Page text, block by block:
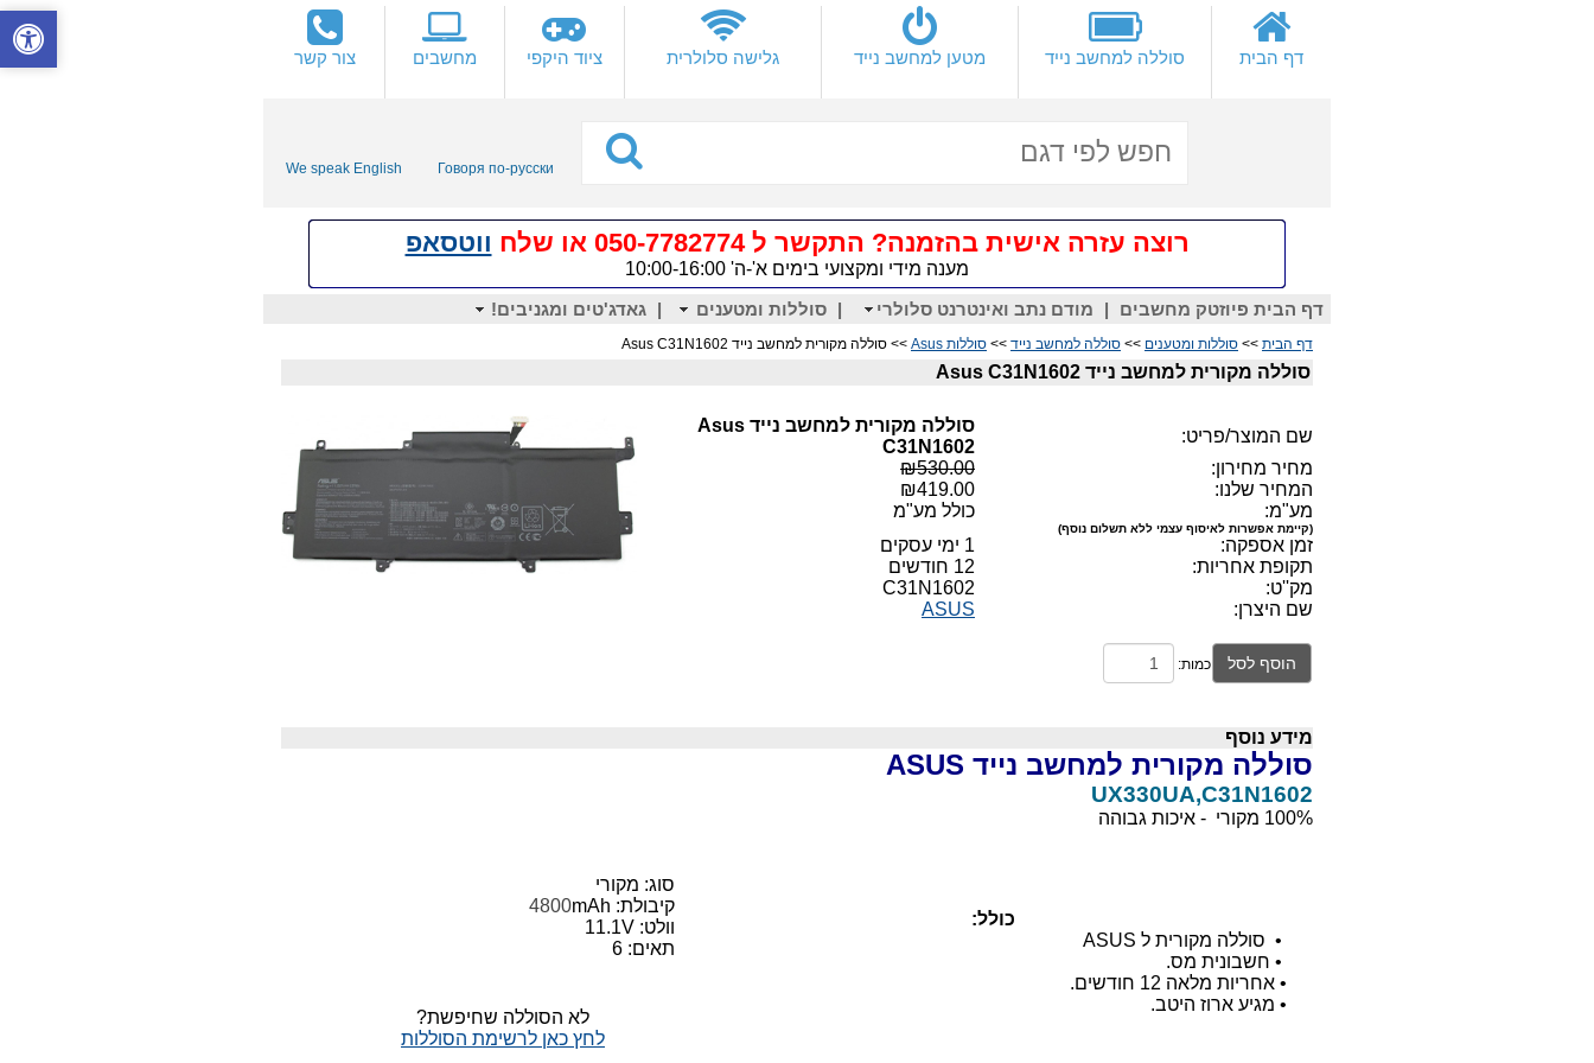
דף הבית סוללה למחשב נייד מטען למחשב נייד גלישה סלולרית ציוד היקפי מחשבים צור קשר
We speak English Говоря по-русски
רוצה עזרה אישית בהזמנה? התקשר ל 050-7782774 או שלח ווטסאפ
מענה מידי ומקצועי בימים א'-ה' 10:00-16:00
דף הבית פיוזטק מחשבים
| מודם נתב ואינטרנט סלולרי | סוללות ומטענים | גאדג'טים ומגניבים!
דף הבית >> סוללות ומטענים >> סוללה למחשב נייד >> סוללות Asus >> סוללה מקורית למחשב נייד Asus C31N1602
סוללה מקורית למחשב נייד Asus C31N1602
שם המוצר/פריט:
סוללה מקורית למחשב נייד Asus
C31N1602
מחיר מחירון:
₪530.00
המחיר שלנו:
₪419.00
מע"מ:
כולל מע"מ
(קיימת אפשרות לאיסוף עצמי ללא תשלום נוסף)
זמן אספקה:
1 ימי עסקים
תקופת אחריות:
12 חודשים
מק''ט:
C31N1602
שם היצרן:
ASUS
הוסף לסל כמות:
מידע נוסף
סוללה מקורית למחשב נייד ASUS
UX330UA,C31N1602
100% מקורי - איכות גבוהה
כולל:
• סוללה מקורית ל ASUS
• חשבונית מס.
• אחריות מלאה 12 חודשים.
• מגיע ארוז היטב.
סוג: מקורי
קיבולת:
4800mAh
וולט: 11.1V
תאים: 6
לא הסוללה שחיפשת?
לחץ כאן לרשימת הסוללות